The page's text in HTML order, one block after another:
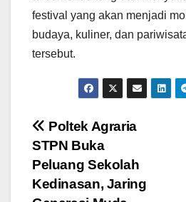
festival yang akan menjadi
budaya, kuliner, dan
tersebut.
Navigasi
pos
Poltek Agraria
STPN Buka
Peluang Sekolah
Kedinasan, Jaring